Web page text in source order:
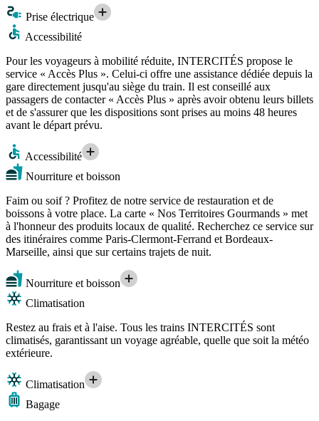
Prise électrique
Accessibilité
Pour les voyageurs à mobilité réduite, INTERCITÉS propose le
service « Accès Plus ». Celui-ci offre une assistance dédiée depuis la
gare directement jusqu'au siège du train. Il est conseillé aux
passagers de contacter « Accès Plus » après avoir obtenu leurs billets
et de s'assurer que les dispositions sont prises au moins 48 heures
avant le départ prévu.
Accessibilité
Nourriture et boisson
Faim ou soif ? Profitez de notre service de restauration et de
boissons à votre place. La carte « Nos Territoires Gourmands » met
à l'honneur des produits locaux de qualité. Recherchez ce service sur
des itinéraires comme Paris-Clermont-Ferrand et Bordeaux-
Marseille, ainsi que sur certains trajets de nuit.
Nourriture et boisson
Climatisation
Restez au frais et à l'aise. Tous les trains INTERCITÉS sont
climatisés, garantissant un voyage agréable, quelle que soit la météo
extérieure.
Climatisation
Bagage